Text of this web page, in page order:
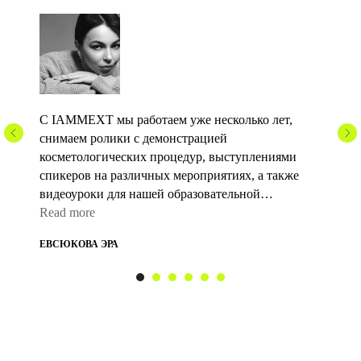
С IAMMEXT мы работаем уже несколько лет,
снимаем ролики с демонстрацией
косметологических процедур, выступлениями
спикеров на различных мероприятиях, а также
видеоуроки для нашей образовательной
платформы.
Самым трудоемким, но при этом
Read more
ЕВСЮКОВА ЭРА